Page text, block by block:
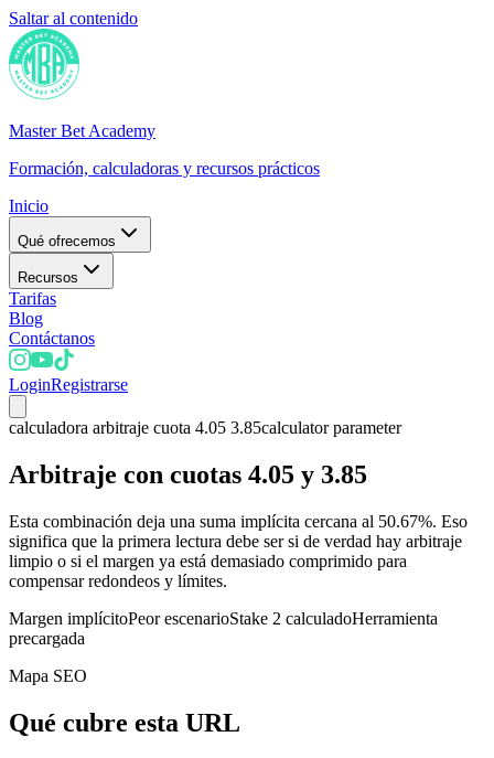
Saltar al contenido
Master Bet Academy
Formación, calculadoras y recursos prácticos
Inicio
Qué ofrecemos
Recursos
Tarifas
Blog
Contáctanos
LoginRegistrarse
calculadora arbitraje cuota 4.05 3.85calculator parameter
Arbitraje con cuotas 4.05 y 3.85
Esta combinación deja una suma implícita cercana al 50.67%. Eso
significa que la primera lectura debe ser si de verdad hay arbitraje
limpio o si el margen ya está demasiado comprimido para
compensar redondeos y límites.
Margen implícitoPeor escenarioStake 2 calculadoHerramienta
precargada
Mapa SEO
Qué cubre esta URL